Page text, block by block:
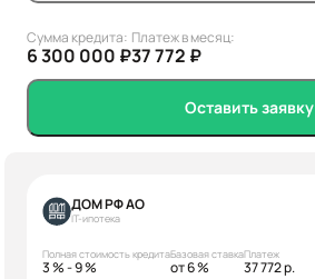
Сумма кредита:
6 300 000 ₽
Платеж в месяц:
37 772 ₽
Оставить заявку
ДОМ РФ АО
IT-ипотека
Полная стоимость кредита
3 % - 9 %
Базовая ставка
от 6 %
Платеж
37 772 р.